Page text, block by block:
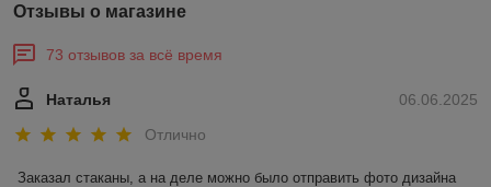
Отзывы о магазине
73 отзывов за всё время
06.06.2025
Наталья
Отлично
Заказал стаканы, а на деле можно было отправить фото дизайна